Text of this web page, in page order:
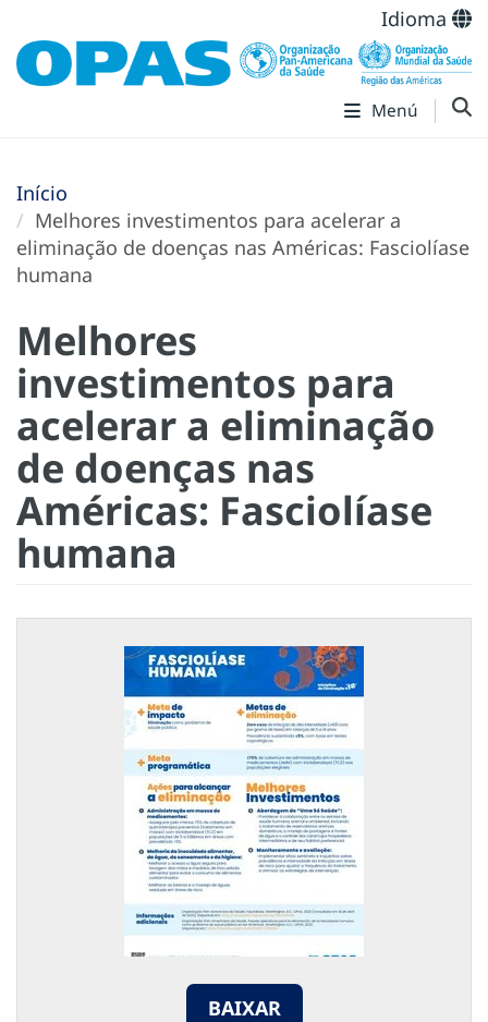
Idioma
Menú
Início
Melhores investimentos para acelerar a
eliminação de doenças nas Américas: Fasciolíase
humana
Melhores
investimentos para
acelerar a eliminação
de doenças nas
Américas: Fasciolíase
humana
BAIXAR